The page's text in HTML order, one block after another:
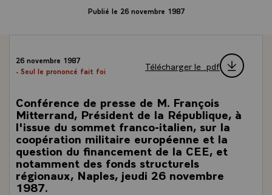
Publié le 26 novembre 1987
26 novembre 1987
- Seul le prononcé fait foi
Télécharger le .pdf
Conférence de presse de M. François
Mitterrand, Président de la République, à
l'issue du sommet franco-italien, sur la
coopération militaire européenne et la
question du financement de la CEE, et
notamment des fonds structurels
régionaux, Naples, jeudi 26 novembre
1987.